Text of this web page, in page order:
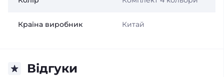
Країна виробник Китай
Відгуки